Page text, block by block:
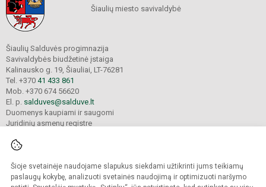
Šioje svetainėje naudojame slapukus siekdami užtikrinti jums teikiamų
paslaugų kokybę, analizuoti svetainės naudojimą ir optimizuoti naršymo
Šiaulių miesto savivaldybė
Šiaulių Salduvės progimnazija
Savivaldybės biudžetinė įstaiga
Kalinausko g. 19, Šiauliai, LT-76281
Tel. +370 41 433 861
Mob. +370 674 56620
El. p. salduves@salduve.lt
Duomenys kaupiami ir saugomi
Juridinių asmenų registre
© 2026. Šiaulių Salduvės progimnazija. Visos teisės saugomos.
Kopijuoti turinį be raštiško įstaigos administracijos sutikimo griežtai draudžiama.